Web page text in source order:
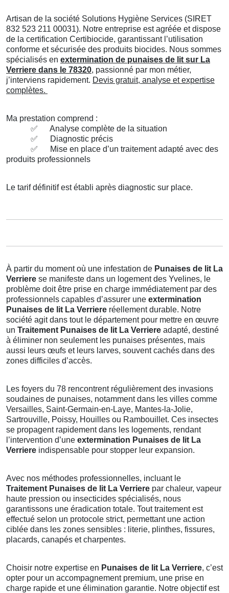
Artisan de la société Solutions Hygiène Services (SIRET
832 523 211 00031). Notre entreprise est agréée et dispose
de la certification Certibiocide, garantissant l’utilisation
conforme et sécurisée des produits biocides. Nous sommes
spécialisés en extermination de punaises de lit sur La
Verriere dans le 78320, passionné par mon métier,
j’interviens rapidement. Devis gratuit, analyse et expertise
complètes.
Ma prestation comprend :
✅
Analyse complète de la situation
✅
Diagnostic précis
✅
Mise en place d’un traitement adapté avec des
produits professionnels
Le tarif définitif est établi après diagnostic sur place.
À partir du moment où une infestation de Punaises de lit La
Verriere se manifeste dans un logement des Yvelines, le
problème doit être prise en charge immédiatement par des
professionnels capables d’assurer une extermination
Punaises de lit La Verriere réellement durable. Notre
société agit dans tout le département pour mettre en œuvre
un Traitement Punaises de lit La Verriere adapté, destiné
à éliminer non seulement les punaises présentes, mais
aussi leurs œufs et leurs larves, souvent cachés dans des
zones difficiles d’accès.
Les foyers du 78 rencontrent régulièrement des invasions
soudaines de punaises, notamment dans les villes comme
Versailles, Saint-Germain-en-Laye, Mantes-la-Jolie,
Sartrouville, Poissy, Houilles ou Rambouillet. Ces insectes
se propagent rapidement dans les logements, rendant
l’intervention d’une extermination Punaises de lit La
Verriere indispensable pour stopper leur expansion.
Avec nos méthodes professionnelles, incluant le
Traitement Punaises de lit La Verriere par chaleur, vapeur
haute pression ou insecticides spécialisés, nous
garantissons une éradication totale. Tout traitement est
effectué selon un protocole strict, permettant une action
ciblée dans les zones sensibles : literie, plinthes, fissures,
placards, canapés et charpentes.
Choisir notre expertise en Punaises de lit La Verriere, c’est
opter pour un accompagnement premium, une prise en
charge rapide et une élimination garantie. Notre objectif est